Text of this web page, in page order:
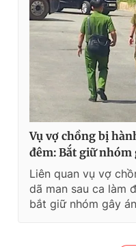
Vụ vợ chồng bị
đêm: Bắt giữ nhóm
Liên quan vụ vợ
dã man sau ca làm
bắt giữ nhóm gây